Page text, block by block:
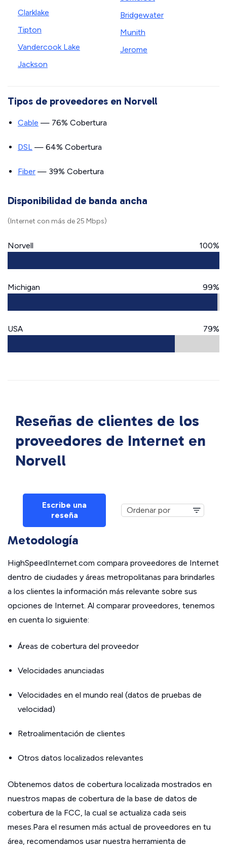
Clarklake
Tipton
Vandercook Lake
Jackson
Bridgewater
Munith
Jerome
Tipos de proveedores en Norvell
Cable — 76% Cobertura
DSL — 64% Cobertura
Fiber — 39% Cobertura
Disponibilidad de banda ancha
(Internet con más de 25 Mbps)
Norvell 100%
Michigan 99%
USA 79%
Reseñas de clientes de los
proveedores de Internet en
Norvell
Escribe una
reseña
Metodología
HighSpeedInternet.com compara proveedores de Internet
dentro de ciudades y áreas metropolitanas para brindarles
a los clientes la información más relevante sobre sus
opciones de Internet. Al comparar proveedores, tenemos
en cuenta lo siguiente:
Áreas de cobertura del proveedor
Velocidades anunciadas
Velocidades en el mundo real (datos de pruebas de
velocidad)
Retroalimentación de clientes
Otros datos localizados relevantes
Obtenemos datos de cobertura localizada mostrados en
nuestros mapas de cobertura de la base de datos de
cobertura de la FCC, la cual se actualiza cada seis
meses.Para el resumen más actual de proveedores en tu
área, recomendamos usar nuestra herramienta de